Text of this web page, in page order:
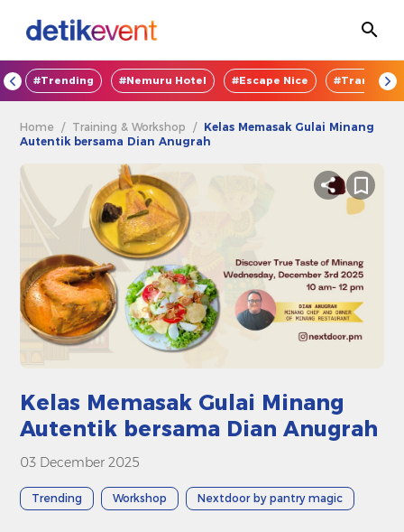
#Trending #Nemuru Hotel #Escape Nice
Home / Training & Workshop / Kelas Memasak Gulai Minang
Autentik bersama Dian Anugrah
Kelas Memasak Gulai Minang
Autentik bersama Dian Anugrah
03 December 2025
Trending Workshop Nextdoor by pantry magic